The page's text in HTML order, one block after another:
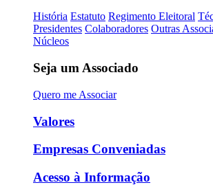
História Estatuto Regimento Eleitoral
Presidentes Colaboradores Outras
Núcleos
Seja um Associado
Quero me Associar
Valores
Empresas Conveniadas
Acesso à Informação